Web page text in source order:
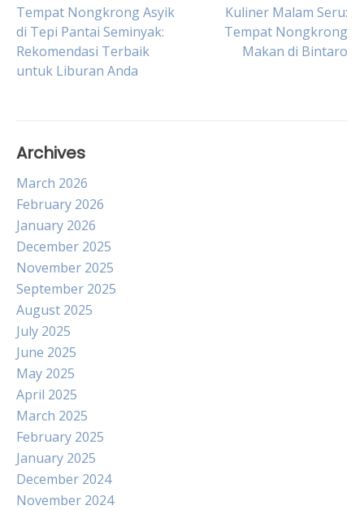
Post
navigation
Tempat Nongkrong Asyik
di Tepi Pantai Seminyak:
Rekomendasi Terbaik
untuk Liburan Anda
Kuliner Malam Seru:
Tempat Nongkrong
Makan di Bintaro
Archives
March 2026
February 2026
January 2026
December 2025
November 2025
September 2025
August 2025
July 2025
June 2025
May 2025
April 2025
March 2025
February 2025
January 2025
December 2024
November 2024